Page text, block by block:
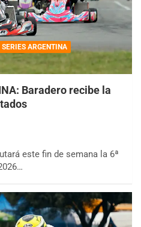
SERIES ARGENTINA
Baradero recibe la
este fin de semana la 6ª